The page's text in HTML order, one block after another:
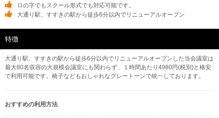
ロの字でもスクール形式でも対応可能です。
大通り駅、すすきの駅から徒歩6分以内でリニューアルオープン
特徴
大通り駅、すすきの駅から徒歩6分以内でリニューアルオープンした当会議室は
最大80名収容の大規模会議室にも関わらず、１時間あたり4980円(税別)と格安
で利用可能です。椅子などもおしゃれなグレートーンで統一しております。
おすすめの利用方法